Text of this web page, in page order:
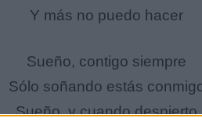
Y más no puedo hacer
Sueño, contigo siempre
Sólo soñando estás
Sueño, y cuando despierto